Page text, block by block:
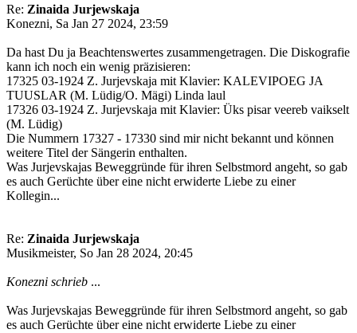
Re: Zinaida Jurjewskaja
Konezni, Sa Jan 27 2024, 23:59
Da hast Du ja Beachtenswertes zusammengetragen. Die Diskografie
kann ich noch ein wenig präzisieren:
17325 03-1924 Z. Jurjevskaja mit Klavier: KALEVIPOEG JA
TUUSLAR (M. Lüdig/O. Mägi) Linda laul
17326 03-1924 Z. Jurjevskaja mit Klavier: Üks pisar veereb vaikselt
(M. Lüdig)
Die Nummern 17327 - 17330 sind mir nicht bekannt und können
weitere Titel der Sängerin enthalten.
Was Jurjevskajas Beweggründe für ihren Selbstmord angeht, so gab
es auch Gerüchte über eine nicht erwiderte Liebe zu einer
Kollegin...
Re: Zinaida Jurjewskaja
Musikmeister, So Jan 28 2024, 20:45
Konezni schrieb ...
Was Jurjevskajas Beweggründe für ihren Selbstmord angeht, so gab
es auch Gerüchte über eine nicht erwiderte Liebe zu einer